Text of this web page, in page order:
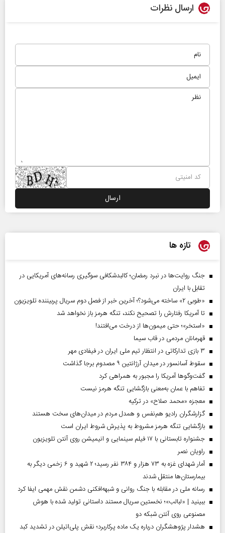
ارسال نظرات
تازه ها
جنگ روایت‌ها در نبرد رمضان؛ کالبدشکافی سوگیری رسانه‌های آمریکایی در
تقابل با ایران
«طوبی ۲» ساخته می‌شود؟؛ آخرین خبر از فصل دوم سریال پربیننده تلویزیون
تا آمریکا رفتارش را تصحیح نکند، تنگه هرمز باز نخواهد شد
«استخر»‌‌؛ حتی میمون‌ها از درخت می‌افتند!
قهرمانان مردمی در قاب سیما
۳ بازی تدارکاتی در انتظار تیم ملی ایران در فیفادی مهر
سقوط آسانسور در میدان آرژانتین ۹ مصدوم برجا گذاشت
گفت‌وگوها آمریکا را مجبور به همراهی کرد
تفاهم با عمان به‌معنی بازگشایی تنگه هرمز نیست
معجزه «محمد صلاح» در ترکیه
گزارشگران رادیو هم‌نفس و همدل مردم در میدان‌های سخت هستند
بازگشایی تنگه هرمز مشروط به پذیرش شروط ایران است
جشنواره تابستانی با ۱۷ فیلم سینمایی و انیمیشن روی آنتن تلویزیون
راویان نصر
آمار شهدای غزه به ۷۳ هزار و ۳۸۴ نفر رسید؛ ۲ شهید و ۶ زخمی دیگر به
بیمارستان‌ها منتقل شدند
رسانه ملی در مقابله با جنگ روانی و شبهه‌افکنی دشمن نقش مهمی ایفا کرد
ببینید | «لبالب»؛ نخستین سریال مستند داستانی تولید شده با هوش
مصنوعی روی آنتن شبکه دو
هشدار پژوهشگران درباره یک ماده پرکاربرد؛ نقش پلی‌اتیلن در تشدید کبد